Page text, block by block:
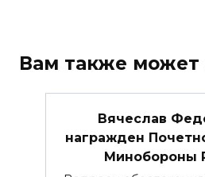
Вам также может
Вячеслав
награжден
Минобороны